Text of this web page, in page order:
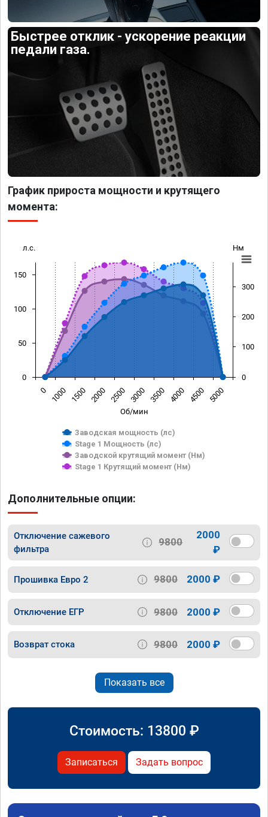
Быстрее отклик - ускорение реакции
педали газа.
График прироста мощности и крутящего
момента:
Об/мин
л.с. Нм
Заводская мощность (лс)
Stage 1 Мощность (лс)
Заводской крутящий момент (Нм)
Stage 1 Крутящий момент (Нм)
0 1000 1500 2000 2500 3000 3500 4000 4500 5000
0
50
100
150
0
100
200
300
Дополнительные опции:
Отключение сажевого
фильтра
9800
2000
₽
Прошивка Евро 2 9800 2000 ₽
Отключение ЕГР 9800 2000 ₽
Возврат стока 9800 2000 ₽
Показать все
Стоимость: 13800 ₽
Записаться Задать вопрос